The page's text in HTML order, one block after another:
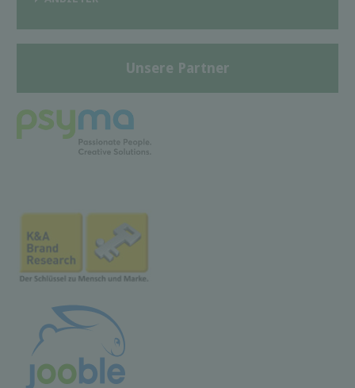
Unsere Partner